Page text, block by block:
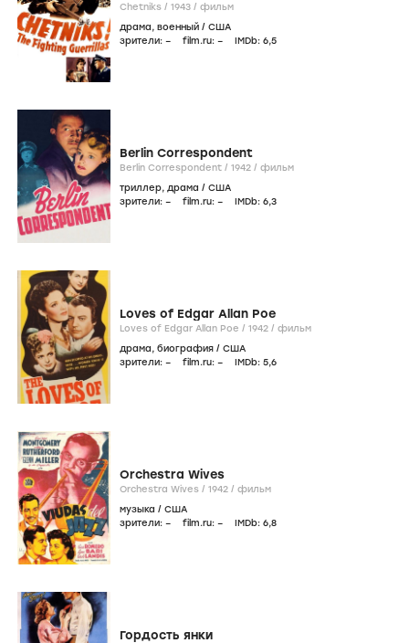
Chetniks / 1943 / фильм
драма, военный / США
зрители: – film.ru: – IMDb: 6,5
Berlin Correspondent
Berlin Correspondent / 1942 / фильм
триллер, драма / США
зрители: – film.ru: – IMDb: 6,3
Loves of Edgar Allan Poe
Loves of Edgar Allan Poe / 1942 / фильм
драма, биография / США
зрители: – film.ru: – IMDb: 5,6
Orchestra Wives
Orchestra Wives / 1942 / фильм
музыка / США
зрители: – film.ru: – IMDb: 6,8
Гордость янки